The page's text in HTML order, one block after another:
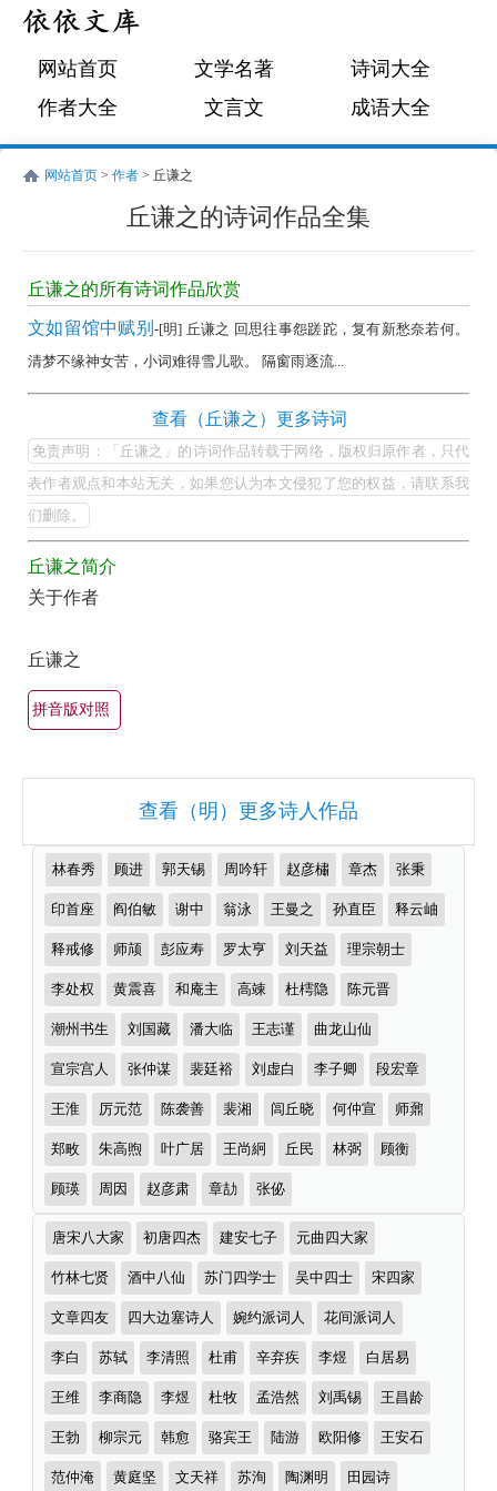
网站首页 文学名著
诗词大全
作者大全
文言文 成语大全
网站首页 > 作者 > 丘谦之
丘谦之的诗词作品全集
丘
谦
之
的
作
品
全
集
欣
（全
部
所
集
古
诗
全
丘谦之的所有诗词作品欣赏
文如留馆中赋别 -[明] 丘谦之 回思往事怨蹉跎，复有新愁奈若何。
清梦不缘神女苦，小词难得雪儿歌。 隔窗雨逐流...
谦
之
的
最
美
最
名
古
诗
（精
首）
查看（丘谦之）更多诗词
免责声明：「丘谦之」的诗词作品转载于网络，版权归原作者，只代
表作者观点和本站无关，如果您认为本文侵犯了您的权益，请联系我
们删除。
丘谦之简介
关于作者
丘谦之
拼音版对照
查看（明）更多诗人作品
推
荐
作
者
林春秀 顾进 郭天锡 周吟轩 赵彦橚 章杰 张秉
印首座 阎伯敏 谢中 翁泳 王曼之 孙直臣 释云岫
释戒修 师颃 彭应寿 罗太亨 刘天益 理宗朝士
李处权 黄震喜 和庵主 高竦 杜樗隐 陈元晋
潮州书生 刘国藏 潘大临 王志谨 曲龙山仙
宣宗宫人 张仲谋 裴廷裕 刘虚白 李子卿 段宏章
王淮 厉元范 陈袭善 裴湘 闾丘晓 何仲宣 师鼐
郑畋 朱高煦 叶广居 王尚絅 丘民 林弼 顾衡
顾瑛 周因 赵彦肃 章劼 张佖
诗
词
分
类
唐宋八大家 初唐四杰 建安七子 元曲四大家
竹林七贤 酒中八仙 苏门四学士 吴中四士 宋四家
文章四友 四大边塞诗人 婉约派词人 花间派词人
李白 苏轼 李清照 杜甫 辛弃疾 李煜 白居易
王维 李商隐 李煜 杜牧 孟浩然 刘禹锡 王昌龄
王勃 柳宗元 韩愈 骆宾王 陆游 欧阳修 王安石
范仲淹 黄庭坚 文天祥 苏洵 陶渊明 田园诗